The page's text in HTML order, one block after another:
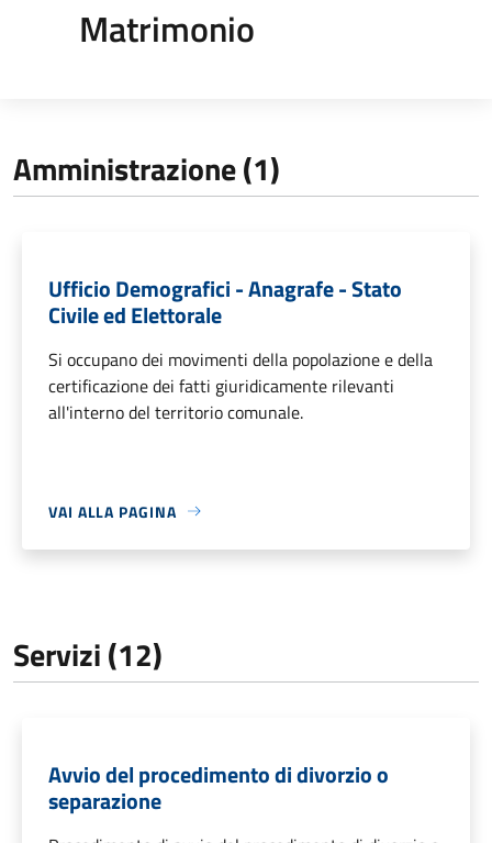
Matrimonio
Amministrazione (1)
Ufficio Demografici - Anagrafe - Stato
Civile ed Elettorale
Si occupano dei movimenti della popolazione e della
certificazione dei fatti giuridicamente rilevanti
all'interno del territorio comunale.
VAI ALLA PAGINA
Servizi (12)
Avvio del procedimento di divorzio o
separazione